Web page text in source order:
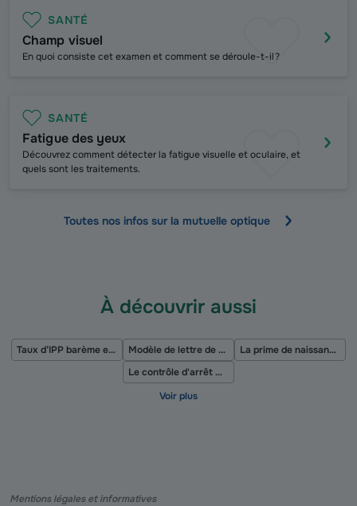
SANTÉ
Champ visuel
En quoi consiste cet examen et comment se déroule-t-il ?
SANTÉ
Fatigue des yeux
Découvrez comment détecter la fatigue visuelle et oculaire, et
quels sont les traitements.
Toutes nos infos sur la mutuelle optique
À découvrir aussi
Taux d’IPP barème et indemnisation Modèle de lettre de refus de la mutuelle santé d’entreprise obligatoire
La prime de naissance de la caf
Le contrôle d'arrêt maladie
Mentions légales et informatives